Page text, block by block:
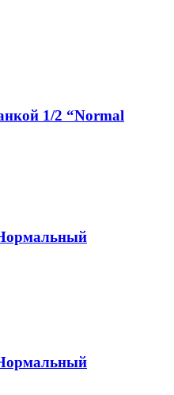
1/2 “Normal